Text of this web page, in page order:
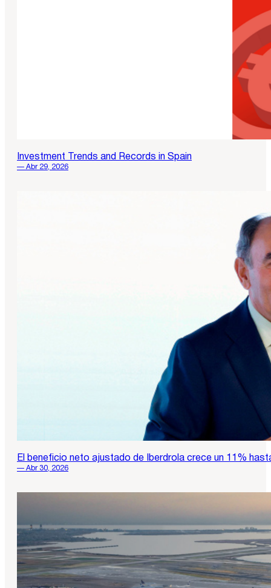
Investment Trends and Records in Spain
— Abr 29, 2026
El beneficio neto ajustado de Iberdrola crece un 11%
— Abr 30, 2026